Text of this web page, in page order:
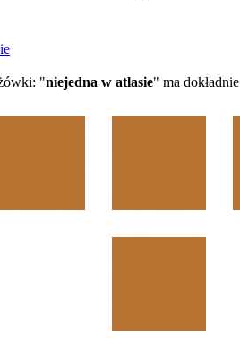
"niejedna w atlasie" ma dokładnie